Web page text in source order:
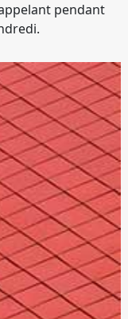
pendant